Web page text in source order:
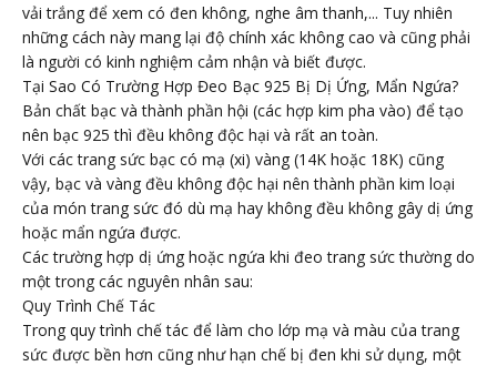
vải trắng để xem có đen không, nghe âm thanh,... Tuy nhiên
những cách này mang lại độ chính xác không cao và cũng phải
là người có kinh nghiệm cảm nhận và biết được.
Tại Sao Có Trường Hợp Đeo Bạc 925 Bị Dị Ứng, Mẩn Ngứa?
Bản chất bạc và thành phần hội (các hợp kim pha vào) để tạo
nên bạc 925 thì đều không độc hại và rất an toàn.
Với các trang sức bạc có mạ (xi) vàng (14K hoặc 18K) cũng
vậy, bạc và vàng đều không độc hại nên thành phần kim loại
của món trang sức đó dù mạ hay không đều không gây dị ứng
hoặc mẩn ngứa được.
Các trường hợp dị ứng hoặc ngứa khi đeo trang sức thường do
một trong các nguyên nhân sau:
Quy Trình Chế Tác
Trong quy trình chế tác để làm cho lớp mạ và màu của trang
sức được bền hơn cũng như hạn chế bị đen khi sử dụng, một